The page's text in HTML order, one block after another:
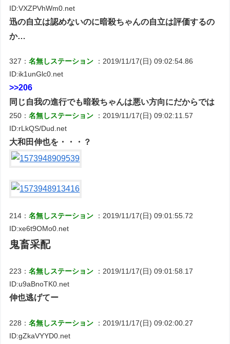
ID:VXZPVhWm0.net
迅の自立は認めないのに暗殺ちゃんの自立は評価するの
か…
327：名無しステーション
：2019/11/17(日) 09:02:54.86
ID:ik1unGlc0.net
>>206
同じ自我の進行でも暗殺ちゃんは悪い方向にだからでは
250：名無しステーション
：2019/11/17(日) 09:02:11.57
ID:rLkQS/Dud.net
大和田伸也を・・・？
214：名無しステーション
：2019/11/17(日) 09:01:55.72
ID:xe6t9OMo0.net
鬼畜采配
223：名無しステーション
：2019/11/17(日) 09:01:58.17
ID:u9aBnoTK0.net
伸也逃げてー
228：名無しステーション
：2019/11/17(日) 09:02:00.27
ID:gZkaVYYD0.net